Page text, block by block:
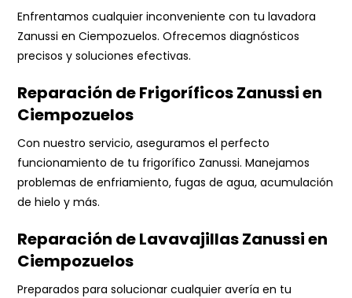
Enfrentamos cualquier inconveniente con tu lavadora
Zanussi en Ciempozuelos. Ofrecemos diagnósticos
precisos y soluciones efectivas.
Reparación de Frigoríficos Zanussi en
Ciempozuelos
Con nuestro servicio, aseguramos el perfecto
funcionamiento de tu frigorífico Zanussi. Manejamos
problemas de enfriamiento, fugas de agua, acumulación
de hielo y más.
Reparación de Lavavajillas Zanussi en
Ciempozuelos
Preparados para solucionar cualquier avería en tu